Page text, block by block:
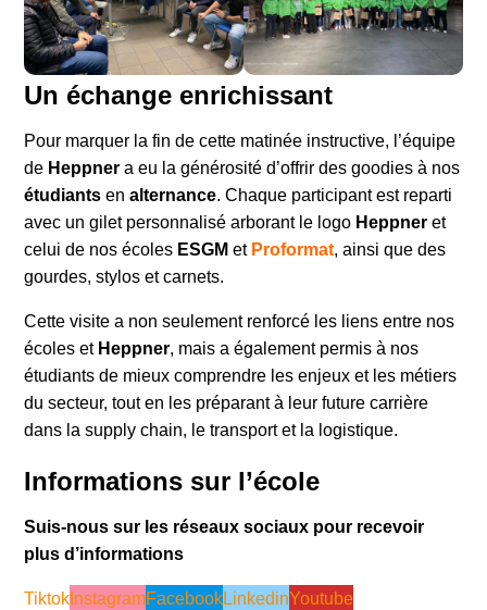
Un échange enrichissant
Pour marquer la fin de cette matinée instructive, l’équipe
de Heppner a eu la générosité d’offrir des goodies à nos
étudiants enalternance. Chaque participant est reparti
avec un gilet personnalisé arborant le logo Heppner et
celui de nos écoles ESGM et Proformat, ainsi que des
gourdes, stylos et carnets.
Cette visite a non seulement renforcé les liens entre nos
écoles et Heppner, mais a également permis à nos
étudiants de mieux comprendre les enjeux et les métiers
du secteur, tout en les préparant à leur future carrière
dans la supply chain, le transport et la logistique.
Informations sur l’école
Suis-nous sur les réseaux sociaux pour recevoir
plus d’informations
Tiktok InstagramFacebookLinkedinYoutube